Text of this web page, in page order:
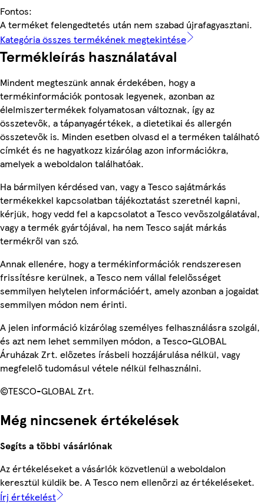
Fontos:
A terméket felengedtetés után nem szabad újrafagyasztani.
Kategória összes termékének megtekintése
Termékleírás használatával
Mindent megteszünk annak érdekében, hogy a
termékinformációk pontosak legyenek, azonban az
élelmiszertermékek folyamatosan változnak, így az
összetevők, a tápanyagértékek, a dietetikai és allergén
összetevők is. Minden esetben olvasd el a terméken található
címkét és ne hagyatkozz kizárólag azon információkra,
amelyek a weboldalon találhatóak.
Ha bármilyen kérdésed van, vagy a Tesco sajátmárkás
termékekkel kapcsolatban tájékoztatást szeretnél kapni,
kérjük, hogy vedd fel a kapcsolatot a Tesco vevőszolgálatával,
vagy a termék gyártójával, ha nem Tesco saját márkás
termékről van szó.
Annak ellenére, hogy a termékinformációk rendszeresen
frissítésre kerülnek, a Tesco nem vállal felelősséget
semmilyen helytelen információért, amely azonban a jogaidat
semmilyen módon nem érinti.
A jelen információ kizárólag személyes felhasználásra szolgál,
és azt nem lehet semmilyen módon, a Tesco-GLOBAL
Áruházak Zrt. előzetes írásbeli hozzájárulása nélkül, vagy
megfelelő tudomásul vétele nélkül felhasználni.
©TESCO-GLOBAL Zrt.
Még nincsenek értékelések
Segíts a többi vásárlónak
Az értékeléseket a vásárlók közvetlenül a weboldalon
keresztül küldik be. A Tesco nem ellenőrzi az értékeléseket.
Írj értékelést